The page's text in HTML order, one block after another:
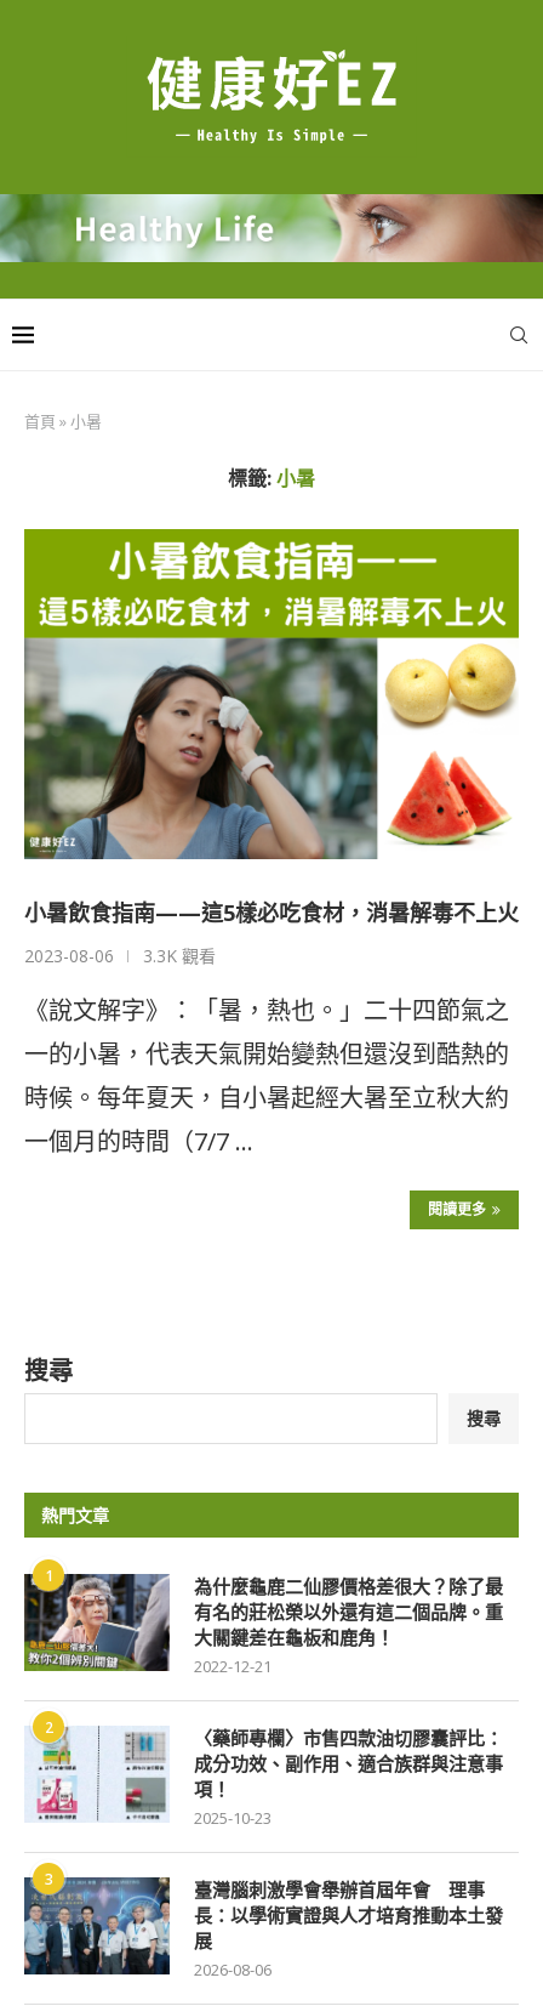
首頁 »小暑
標籤:小暑
小暑飲食指南——這5樣必吃食材，消暑解毒不上火
2023-08-06 3.3K 觀看
《說文解字》：「暑，熱也。」二十四節氣之
一的小暑，代表天氣開始變熱但還沒到酷熱的
時候。每年夏天，自小暑起經大暑至立秋大約
一個月的時間（7/7 …
閱讀更多
搜尋
搜尋
熱門文章
1
為什麼龜鹿二仙膠價格差很大？除了最
有名的莊松榮以外還有這二個品牌。重
大關鍵差在龜板和鹿角！
2022-12-21
2
〈藥師專欄〉市售四款油切膠囊評比：
成分功效、副作用、適合族群與注意事
項！
2025-10-23
3
臺灣腦刺激學會舉辦首屆年會 理事
長：以學術實證與人才培育推動本土發
展
2026-08-06